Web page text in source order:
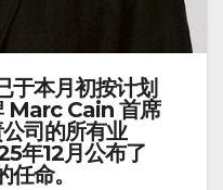
于本月初按计划
Marc Cain 首席
司的所有业
年12月公布了
命。